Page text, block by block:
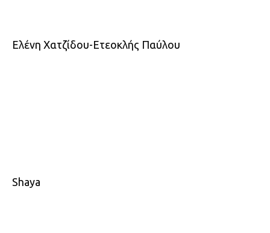
Ελένη Χατζίδου-Ετεοκλής Παύλου
Shaya